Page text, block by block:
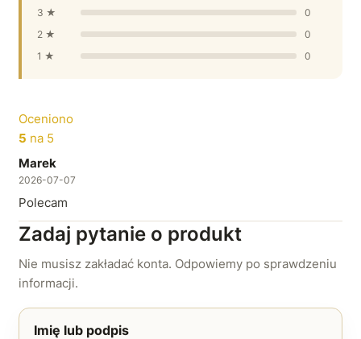
3 ★
0
2 ★
0
1 ★
0
Oceniono
5 na 5
Marek
2026-07-07
Polecam
Zadaj pytanie o produkt
Nie musisz zakładać konta. Odpowiemy po sprawdzeniu
informacji.
Imię lub podpis